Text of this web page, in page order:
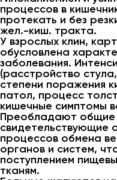
процессов в
протекать и без
жел.-киш. тракта.
У взрослых клин,
обусловлена
заболевания.
(расстройство
степени поражения
патол, процесс
кишечные симптомы
Преобладают общие
свидетельствующие
процессов обмена
органов и систем,
поступлением
тканям.